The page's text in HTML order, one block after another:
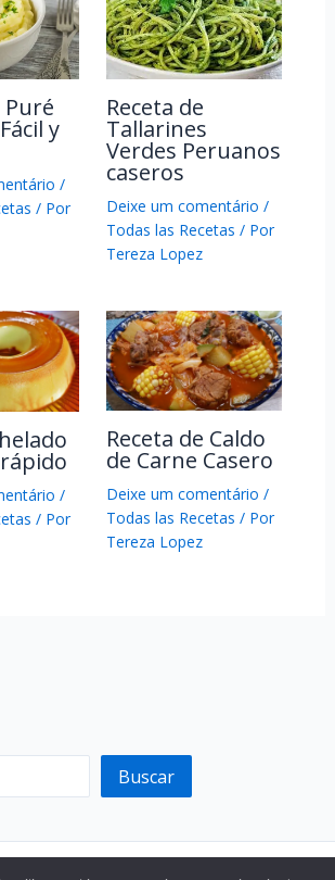
Puré
y
/
/ Por
Receta de
Tallarines
Verdes Peruanos
caseros
Deixe um comentário /
Todas las Recetas / Por
Tereza Lopez
/
/ Por
Receta de Caldo
de Carne Casero
Deixe um comentário /
Todas las Recetas / Por
Tereza Lopez
Buscar